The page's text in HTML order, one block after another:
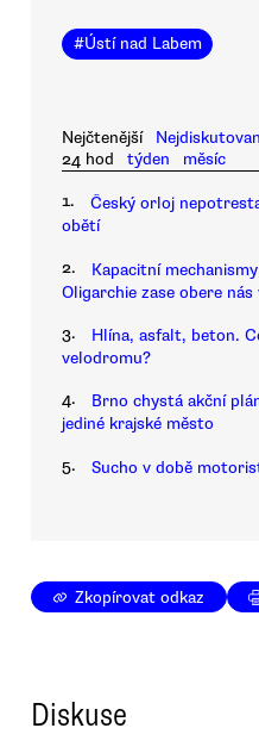
#Ústí nad Labem
Nejčtenější
24 hod
týden měsíc
1.
Český orloj
obětí
2.
Kapacitní
Oligarchie zase obere nás
3.
Hlína, asfalt, beton.
velodromu?
4.
Brno chystá akční
jediné krajské město
5. Sucho v době
Zkopírovat odkaz
Diskuse